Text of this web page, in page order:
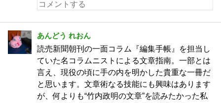
あんどう れおん
読売新聞朝刊の一面コラム『編集手帳』を担当し
ていた名コラムニストによる文章指南。一部とは
言え、現役の頃に手の内を明かした貴重な一冊だ
と思います。文章術なる技能にも興味はあります
が、何よりも“竹内政明の文章”を読みたかった私